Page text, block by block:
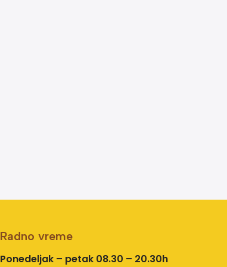
Radno vreme
Ponedeljak – petak 08.30 – 20.30h